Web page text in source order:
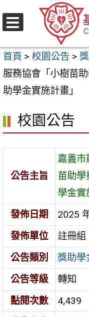
至
要
內
容
首頁 > 校園公告 >
服務協會「小樹苗
助學金實施計畫」
校園公告
公告主旨
嘉義市
苗助學
學金實
發佈日期
2025
發佈單位
註冊組
公告類別
獎助學
公告等級
轉知
點閱次數
4,439
選
單